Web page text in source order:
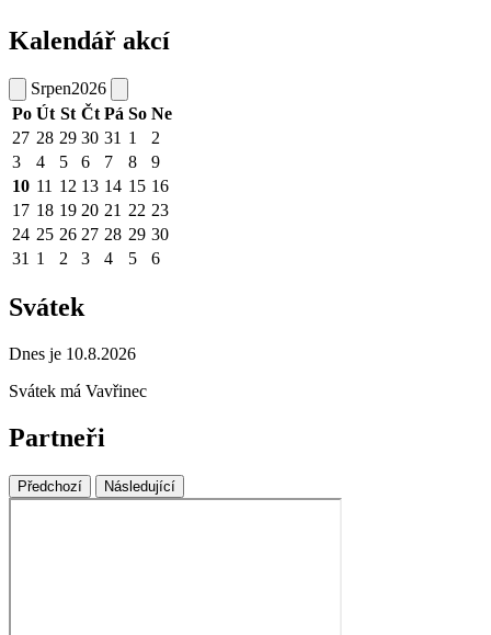
Kalendář akcí
Srpen2026
Po Út St Čt Pá So Ne
27 28 29 30 31 1
2
3
4 5 6 7 8
9
10 11 12 13 14 15 16
17 18 19 20 21 22 23
24 25 26 27 28 29 30
31 1 2 3 4 5 6
Svátek
Dnes je 10.8.2026
Svátek má Vavřinec
Partneři
Předchozí Následující